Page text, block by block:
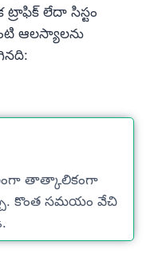
లేదా సిస్టం
ఆలస్యాలను
తాత్కాలికంగా
కొంత సమయం వేచి